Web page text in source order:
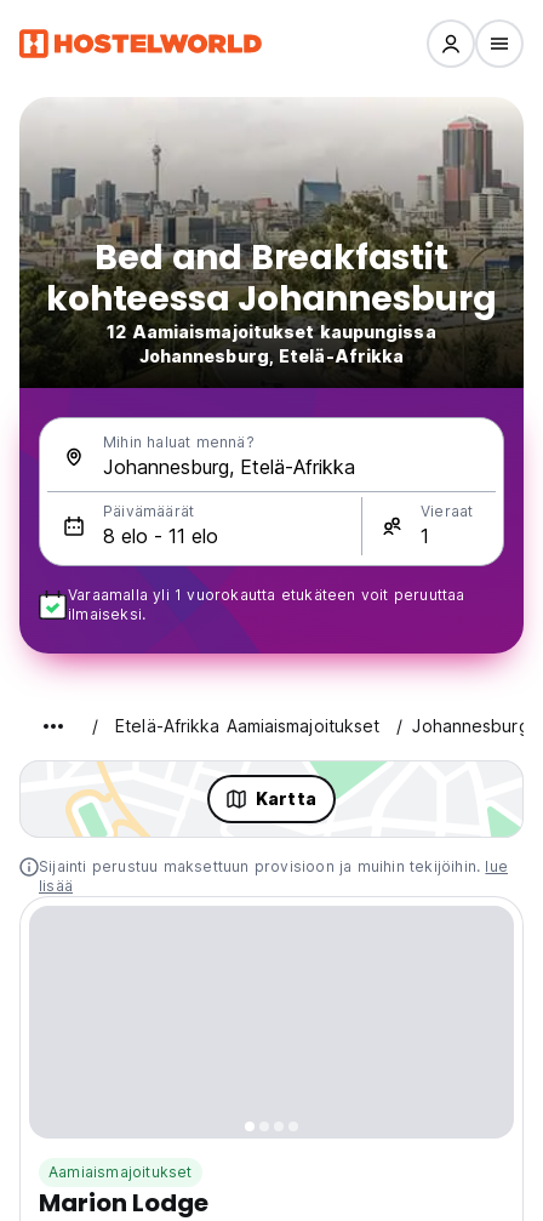
Bed and Breakfastit
kohteessa Johannesburg
12 Aamiaismajoitukset kaupungissa
Johannesburg, Etelä-Afrikka
Mihin haluat mennä?
Päivämäärät Vieraat
Varaamalla yli 1 vuorokautta etukäteen voit peruuttaa
ilmaiseksi.
Etelä-Afrikka Aamiaismajoitukset Johannesburg
Kartta
Sijainti perustuu maksettuun provisioon ja muihin tekijöihin. lue
lisää
Aamiaismajoitukset
Marion Lodge